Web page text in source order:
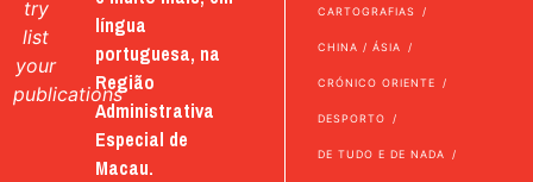
try
list
your
publications
língua
portuguesa, na
Região
Administrativa
Especial de
Macau.
CARTOGRAFIAS
CHINA / ÁSIA
CRÓNICO ORIENTE
DESPORTO
DE TUDO E DE NADA